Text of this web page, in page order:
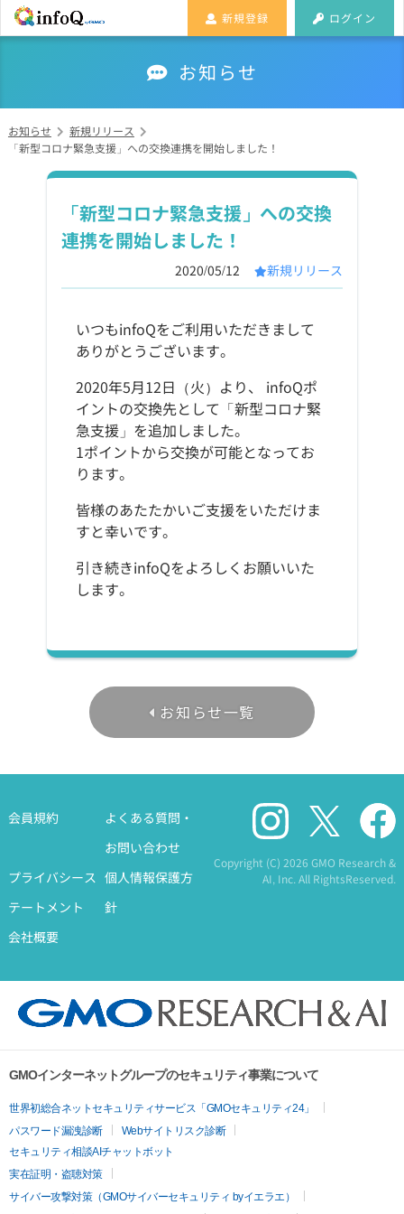
新規登録 ログイン
お知らせ
お知らせ
新規リリース
「新型コロナ緊急支援」への交換連携を開始しました！
「新型コロナ緊急支援」への交換
連携を開始しました！
2020/05/12 新規リリース
いつもinfoQをご利用いただきまして
ありがとうございます。
2020年5月12日（火）より、 infoQポ
イントの交換先として「新型コロナ緊
急支援」を追加しました。
1ポイントから交換が可能となってお
ります。
皆様のあたたかいご支援をいただけま
すと幸いです。
引き続きinfoQをよろしくお願いいた
します。
お知らせ一覧
会員規約
よくある質問・
お問い合わせ
プライバシース
テートメント
個人情報保護方
針
会社概要
Copyright (C)2026 GMO Research &
AI, Inc. All RightsReserved.
GMOインターネットグループのセキュリティ事業について
世界初総合ネットセキュリティサービス「GMOセキュリティ24」
パスワード漏洩診断
Webサイトリスク診断
セキュリティ相談AIチャットボット
実在証明・盗聴対策
サイバー攻撃対策（GMOサイバーセキュリティ byイエラエ）